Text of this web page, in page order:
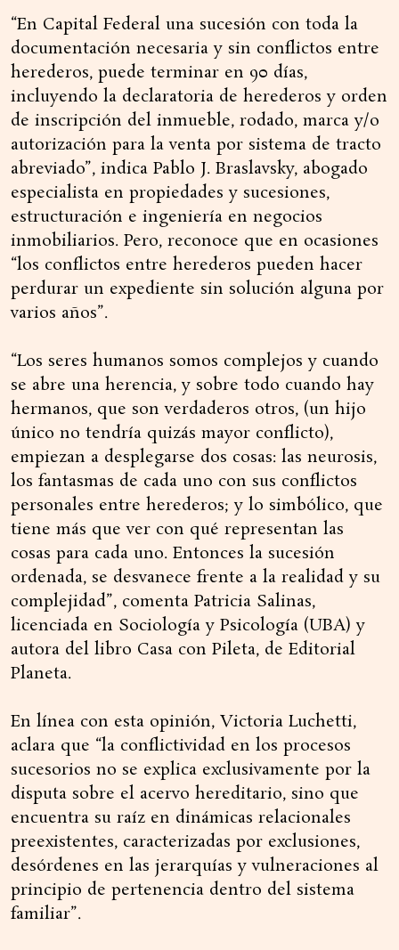
“En Capital Federal una sucesión con toda la
documentación necesaria y sin conflictos entre
herederos, puede terminar en 90 días,
incluyendo la declaratoria de herederos y orden
de inscripción del inmueble, rodado, marca y/o
autorización para la venta por sistema de tracto
abreviado”, indica Pablo J. Braslavsky, abogado
especialista en propiedades y sucesiones,
estructuración e ingeniería en negocios
inmobiliarios. Pero, reconoce que en ocasiones
“los conflictos entre herederos pueden hacer
perdurar un expediente sin solución alguna por
varios años”.
“Los seres humanos somos complejos y cuando
se abre una herencia, y sobre todo cuando hay
hermanos, que son verdaderos otros, (un hijo
único no tendría quizás mayor conflicto),
empiezan a desplegarse dos cosas: las neurosis,
los fantasmas de cada uno con sus conflictos
personales entre herederos; y lo simbólico, que
tiene más que ver con qué representan las
cosas para cada uno. Entonces la sucesión
ordenada, se desvanece frente a la realidad y su
complejidad”, comenta Patricia Salinas,
licenciada en Sociología y Psicología (UBA) y
autora del libro Casa con Pileta, de Editorial
Planeta.
En línea con esta opinión, Victoria Luchetti,
aclara que “la conflictividad en los procesos
sucesorios no se explica exclusivamente por la
disputa sobre el acervo hereditario, sino que
encuentra su raíz en dinámicas relacionales
preexistentes, caracterizadas por exclusiones,
desórdenes en las jerarquías y vulneraciones al
principio de pertenencia dentro del sistema
familiar”.